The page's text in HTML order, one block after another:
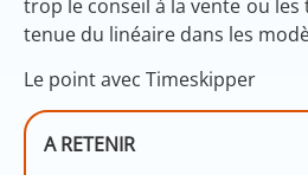
trop le conseil à la vente ou les
tenue du linéaire dans les
Le point avec Timeskipper
A RETENIR